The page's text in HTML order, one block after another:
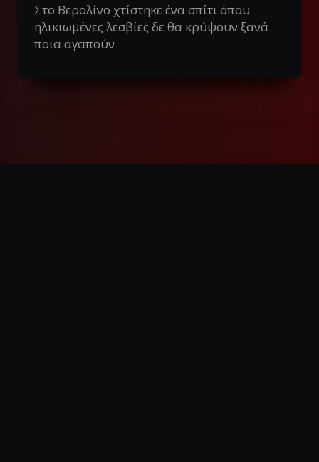
Στο Βερολίνο χτίστηκε ένα σπίτι όπου
ηλικιωμένες λεσβίες δε θα κρύψουν ξανά
ποια αγαπούν